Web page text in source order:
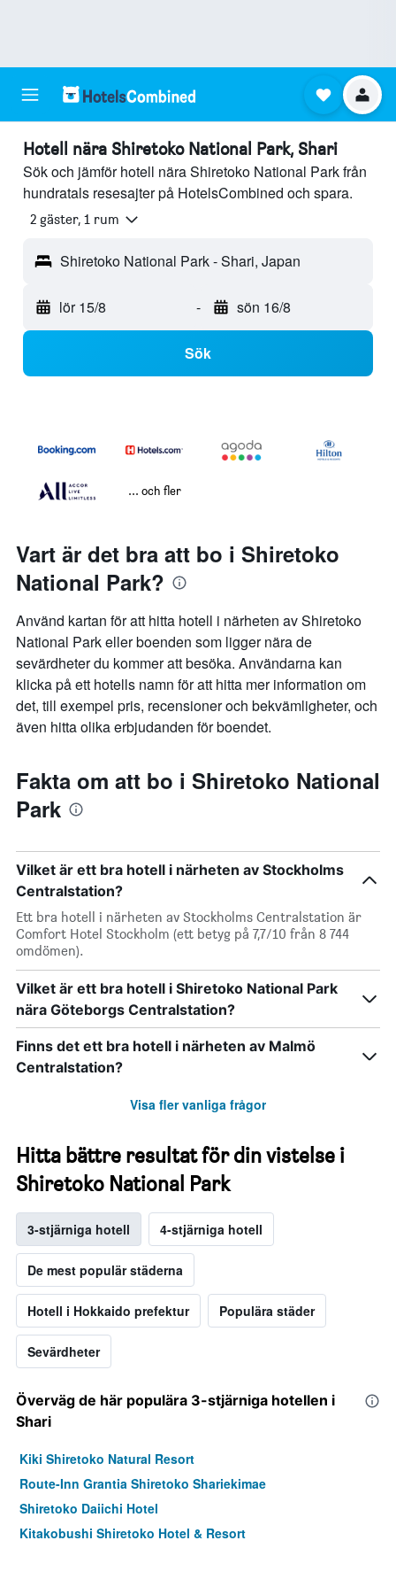
Hotell nära Shiretoko National Park, Shari
Sök och jämför hotell nära Shiretoko National Park från
hundratals resesajter på HotelsCombined och spara.
2 gäster, 1 rum
Shiretoko National Park - Shari, Japan
lör 15/8 - sön 16/8
Sök
... och fler
Vart är det bra att bo i Shiretoko
National Park?
Använd kartan för att hitta hotell i närheten av Shiretoko
National Park eller boenden som ligger nära de
sevärdheter du kommer att besöka. Användarna kan
klicka på ett hotells namn för att hitta mer information om
det, till exempel pris, recensioner och bekvämligheter, och
även hitta olika erbjudanden för boendet.
Fakta om att bo i Shiretoko National
Park
Vilket är ett bra hotell i närheten av Stockholms
Centralstation?
Ett bra hotell i närheten av Stockholms Centralstation är
Comfort Hotel Stockholm (ett betyg på 7,7/10 från 8 744
omdömen).
Vilket är ett bra hotell i Shiretoko National Park
nära Göteborgs Centralstation?
Finns det ett bra hotell i närheten av Malmö
Centralstation?
Visa fler vanliga frågor
Hitta bättre resultat för din vistelse i
Shiretoko National Park
3-stjärniga hotell 4-stjärniga hotell
De mest populär städerna
Hotell i Hokkaido prefektur Populära städer
Sevärdheter
Överväg de här populära 3-stjärniga hotellen i
Shari
Kiki Shiretoko Natural Resort
Route-Inn Grantia Shiretoko Shariekimae
Shiretoko Daiichi Hotel
Kitakobushi Shiretoko Hotel & Resort